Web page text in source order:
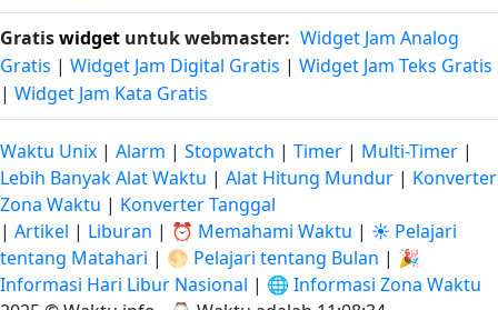
Gratiswidget untuk webmaster: Widget Jam Analog
Gratis | Widget Jam Digital Gratis | Widget Jam Teks Gratis
| Widget Jam Kata Gratis
Waktu Unix | Alarm | Stopwatch | Timer | Multi-Timer |
Lebih Banyak Alat Waktu | Alat Hitung Mundur | Konverter
Zona Waktu | Konverter Tanggal
| Artikel | Liburan | ⏰ Memahami Waktu | ☀️ Pelajari
tentang Matahari | 🌕 Pelajari tentang Bulan | 🎉
Informasi Hari Libur Nasional | 🌐 Informasi Zona Waktu